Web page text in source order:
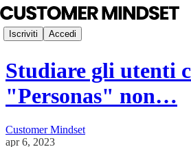
Iscriviti Accedi
Studiare gli utenti
"Personas" non…
Customer Mindset
apr 6, 2023